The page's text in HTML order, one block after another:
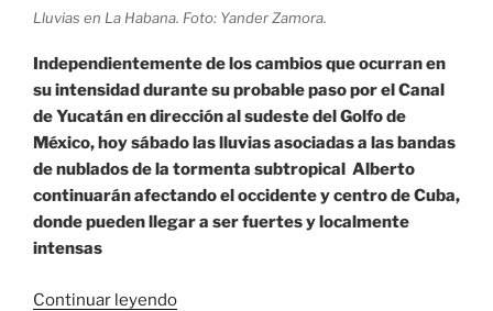
Lluvias en La Habana. Foto: Yander Zamora.
Independientemente de los cambios que ocurran en
su intensidad durante su probable paso por el Canal
de Yucatán en dirección al sudeste del Golfo de
México, hoy sábado las lluvias asociadas a las bandas
de nublados de la tormenta subtropical Alberto
continuarán afectando el occidente y centro de Cuba,
donde pueden llegar a ser fuertes y localmente
intensas
Continuar leyendo«Seguirán